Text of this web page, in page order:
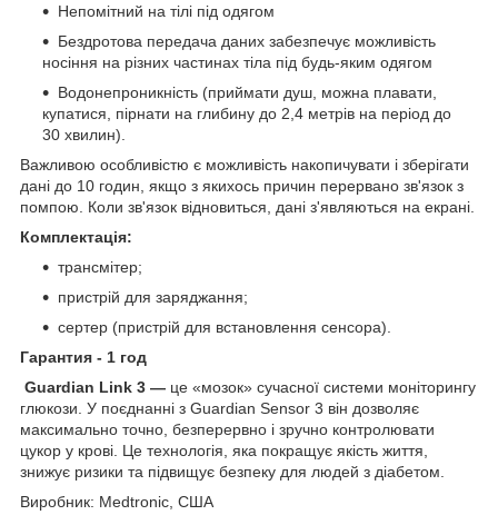
Непомітний на тілі під одягом
Бездротова передача даних забезпечує можливість
носіння на різних частинах тіла під будь-яким одягом
Водонепроникність (приймати душ, можна плавати,
купатися, пірнати на глибину до 2,4 метрів на період до
30 хвилин).
Важливою особливістю є можливість накопичувати і зберігати
дані до 10 годин, якщо з якихось причин перервано зв'язок з
помпою. Коли зв'язок відновиться, дані з'являються на екрані.
Комплектація:
трансмітер;
пристрій для заряджання;
сертер (пристрій для встановлення сенсора).
Гарантия - 1 год
Guardian Link 3 — це «мозок» сучасної системи моніторингу
глюкози. У поєднанні з Guardian Sensor 3 він дозволяє
максимально точно, безперервно і зручно контролювати
цукор у крові. Це технологія, яка покращує якість життя,
знижує ризики та підвищує безпеку для людей з діабетом.
Виробник: Medtronic, США